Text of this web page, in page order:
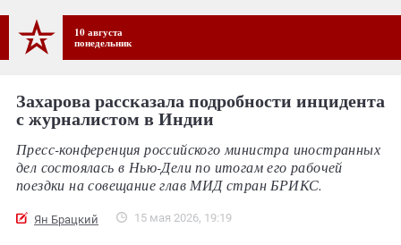
10 августа
понедельник
Захарова рассказала подробности инцидента
с журналистом в Индии
Пресс-конференция российского министра иностранных
дел состоялась в Нью-Дели по итогам его рабочей
поездки на совещание глав МИД стран БРИКС.
Ян Брацкий 15 мая 2026, 19:19